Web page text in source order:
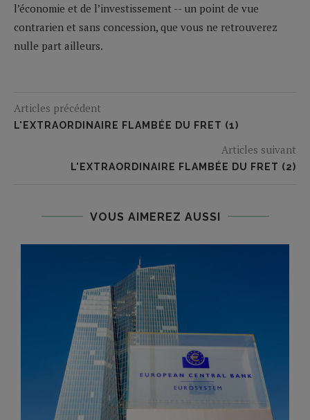
l’économie et de l’investissement -- un point de vue
contrarien et sans concession, que vous ne retrouverez
nulle part ailleurs.
Articles précédent
L'EXTRAORDINAIRE FLAMBÉE DU FRET (1)
Articles suivant
L'EXTRAORDINAIRE FLAMBÉE DU FRET (2)
VOUS AIMEREZ AUSSI